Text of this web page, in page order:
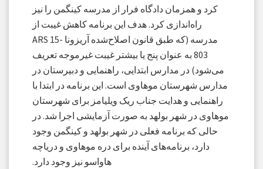
کرد و همزمان دادگاه فرار از مدرسه کینگمن را نیز
راه‌اندازی کرد. هدف این برنامه کاهش غیبت از
مدرسه (که طبق قانون اصلاح‌شده آریزونا ARS 15-
803 به عنوان پنج یا بیشتر غیبت غیرموجه تعریف
می‌شود) در مدارس ابتدایی، راهنمایی و دبیرستان در
مدارس شهرستان موهاوی است. این برنامه در ابتدا با
راهنمایی و هدایت جناب ریک ویلیامز برای شهرستان
موهاوی در شهر بولهد به صورت آزمایشی اجرا شد. در
حالی که برنامه فعلی در شهر بولهد و کینگمن وجود
دارد، برنامه‌های آینده برای دره موهاوی و دریاچه
هاواسو نیز وجود دارد.